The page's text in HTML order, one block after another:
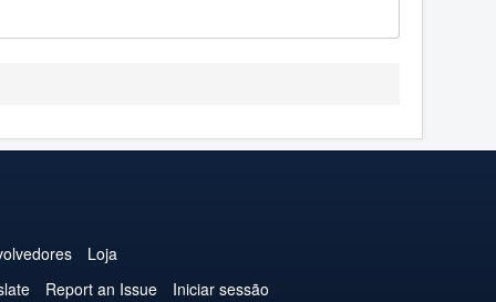
Loja
Report an Issue Iniciar sessão